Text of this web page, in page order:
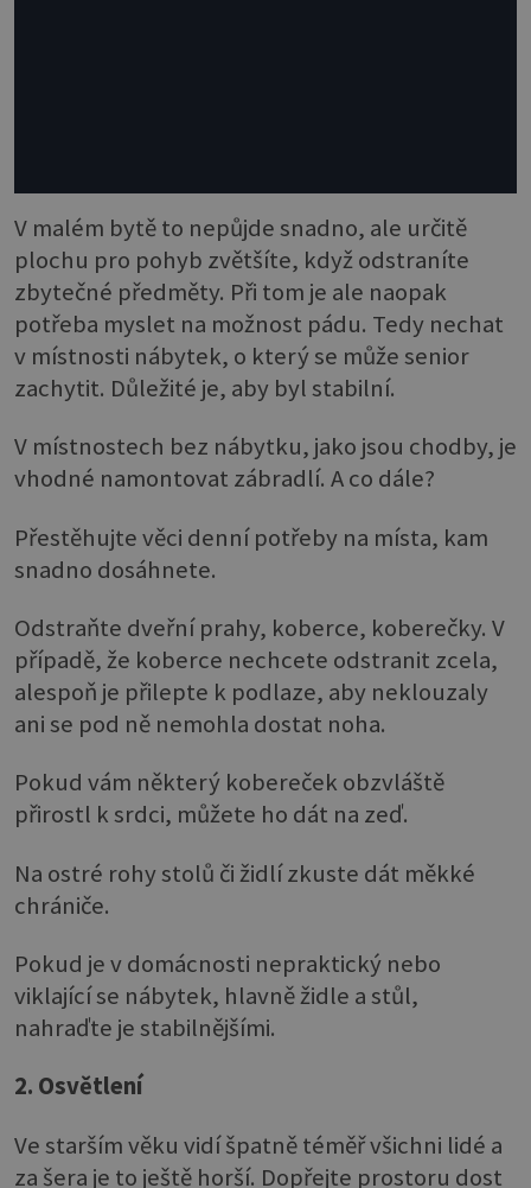
V malém bytě to nepůjde snadno, ale určitě
plochu pro pohyb zvětšíte, když odstraníte
zbytečné předměty. Při tom je ale naopak
potřeba myslet na možnost pádu. Tedy nechat
v místnosti nábytek, o který se může senior
zachytit. Důležité je, aby byl stabilní.
V místnostech bez nábytku, jako jsou chodby, je
vhodné namontovat zábradlí. A co dále?
Přestěhujte věci denní potřeby na místa, kam
snadno dosáhnete.
Odstraňte dveřní prahy, koberce, koberečky. V
případě, že koberce nechcete odstranit zcela,
alespoň je přilepte k podlaze, aby neklouzaly
ani se pod ně nemohla dostat noha.
Pokud vám některý kobereček obzvláště
přirostl k srdci, můžete ho dát na zeď.
Na ostré rohy stolů či židlí zkuste dát měkké
chrániče.
Pokud je v domácnosti nepraktický nebo
viklající se nábytek, hlavně židle a stůl,
nahraďte je stabilnějšími.
2. Osvětlení
Ve starším věku vidí špatně téměř všichni lidé a
za šera je to ještě horší. Dopřejte prostoru dost